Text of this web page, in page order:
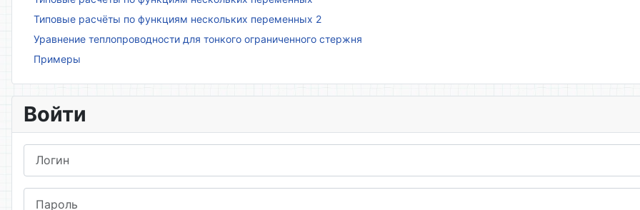
Типовые расчёты по функциям нескольких переменных 2
Уравнение теплопроводности для тонкого ограниченного стержня
Примеры
Войти